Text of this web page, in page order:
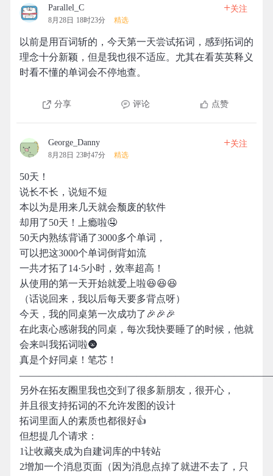
Parallel_C
8月28日 18时23分 精选
+关注
以前是用百词斩的，今天第一天尝试拓词，感到拓词的
理念十分新颖，但是我也很不适应。尤其在看英英释义
时看不懂的单词会不停地查。
分享 评论 点赞
George_Danny
8月28日 23时47分 精选
+关注
50天！
说长不长，说短不短
本以为是用来几天就会颓废的软件
却用了50天！上瘾啦🤤
50天内熟练背诵了3000多个单词，
可以把这3000个单词倒背如流
一共才拓了14·5小时，效率超高！
从使用的第一天开始就爱上啦😆😆😆
（话说回来，我以后每天要多背点呀）
今天，我的同桌第一次成功了🎉🎉🎉
在此衷心感谢我的同桌，每次我快要睡了的时候，他就
会来叫我拓词啦🌚
真是个好同桌！笔芯！
另外在拓友圈里我也交到了很多新朋友，很开心，
并且很支持拓词的不允许发图的设计
拓词里面人的素质也都很好👍
但想提几个请求：
1让收藏夹成为自建词库的中转站
2增加一个消息页面（因为消息点掉了就进不去了，只